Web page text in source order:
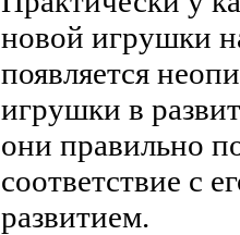
новой игрушки
появляется
игрушки в
они правильно
соответствие с
развитием.